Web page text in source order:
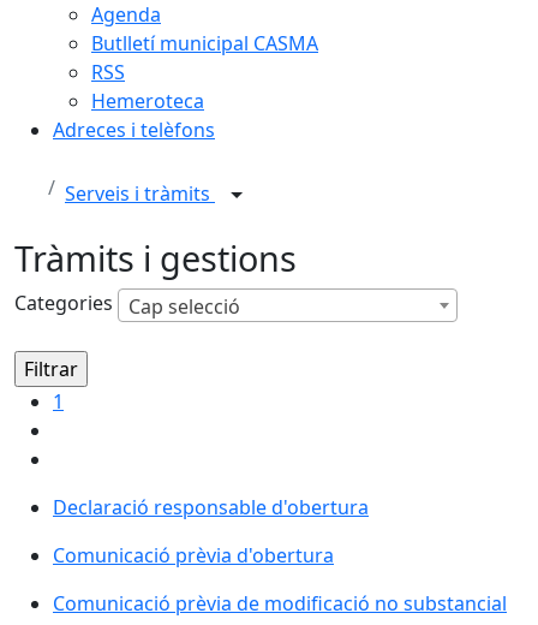
Agenda
Butlletí municipal CASMA
RSS
Hemeroteca
Adreces i telèfons
Serveis i tràmits
Tràmits i gestions
Categories Cap selecció
1
Declaració responsable d'obertura
Comunicació prèvia d'obertura
Comunicació prèvia de modificació no substancial